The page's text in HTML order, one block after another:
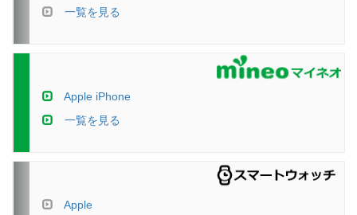
一覧を見る
Apple iPhone
一覧を見る
Apple